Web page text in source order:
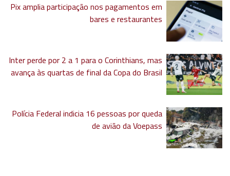
Pix amplia participação nos pagamentos em
bares e restaurantes
Inter perde por 2 a 1 para o Corinthians, mas
avança às quartas de final da Copa do Brasil
Polícia Federal indicia 16 pessoas por queda
de avião da Voepass